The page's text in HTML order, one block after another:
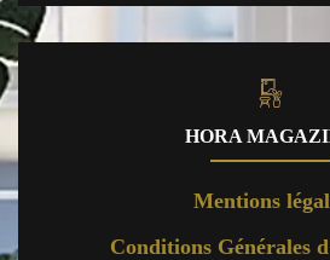
HORA
Mentions
Conditions Générales